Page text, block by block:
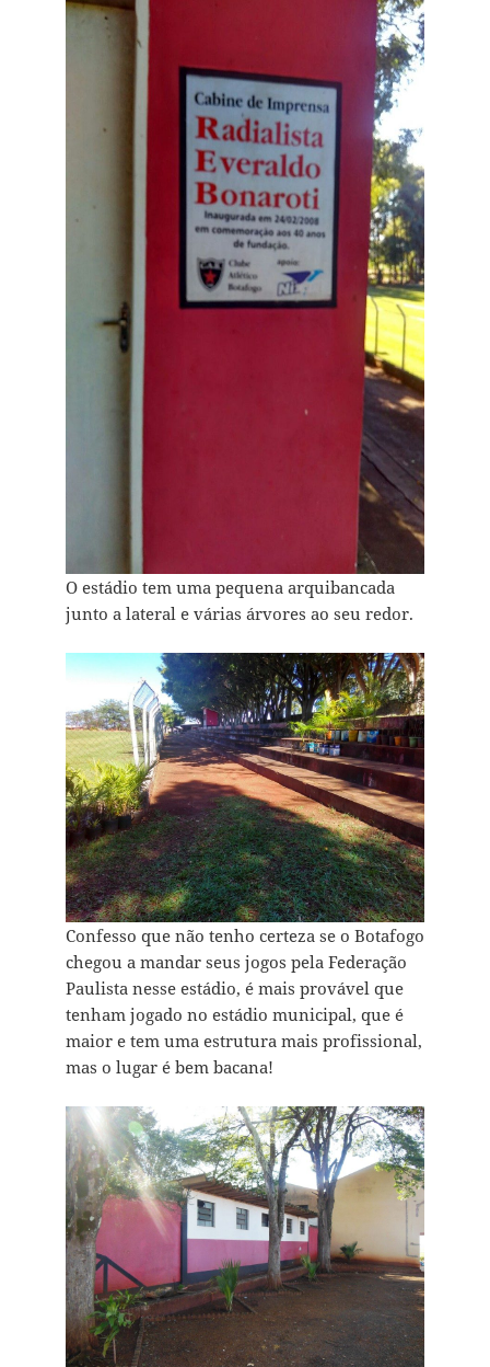
O estádio tem uma pequena arquibancada
junto a lateral e várias árvores ao seu redor.
Confesso que não tenho certeza se o Botafogo
chegou a mandar seus jogos pela Federação
Paulista nesse estádio, é mais provável que
tenham jogado no estádio municipal, que é
maior e tem uma estrutura mais profissional,
mas o lugar é bem bacana!